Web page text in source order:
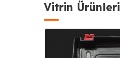
Vitrin Ürünleri